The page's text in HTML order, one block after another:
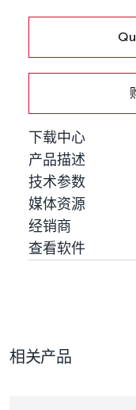
下载中心
产品描述
技术参数
媒体资源
经销商
查看软件
相关产品